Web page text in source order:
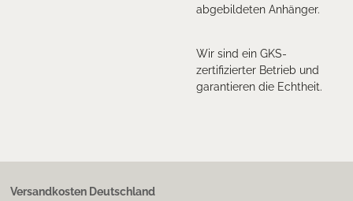
abgebildeten Anhänger.
Wir sind ein GKS-
zertifizierter Betrieb und
garantieren die Echtheit.
Versandkosten Deutschland